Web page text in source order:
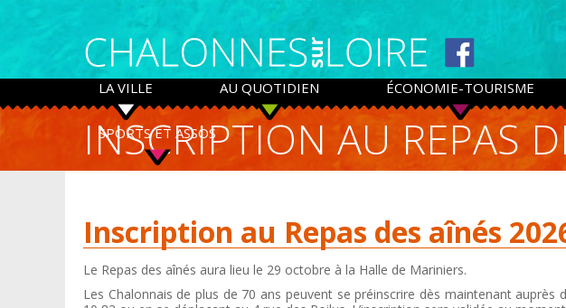
Panneau de gestion des cookies
LA VILLE AU QUOTIDIEN ÉCONOMIE-TOURISME
SPORTS ET ASSOS
INSCRIPTION AU REPAS
Inscription au Repas des aînés
Le Repas des aînés aura lieu le 29 octobre à la Halle de Mariniers.
Les Chalonnais de plus de 70 ans peuvent se préinscrire dès maintenant auprès